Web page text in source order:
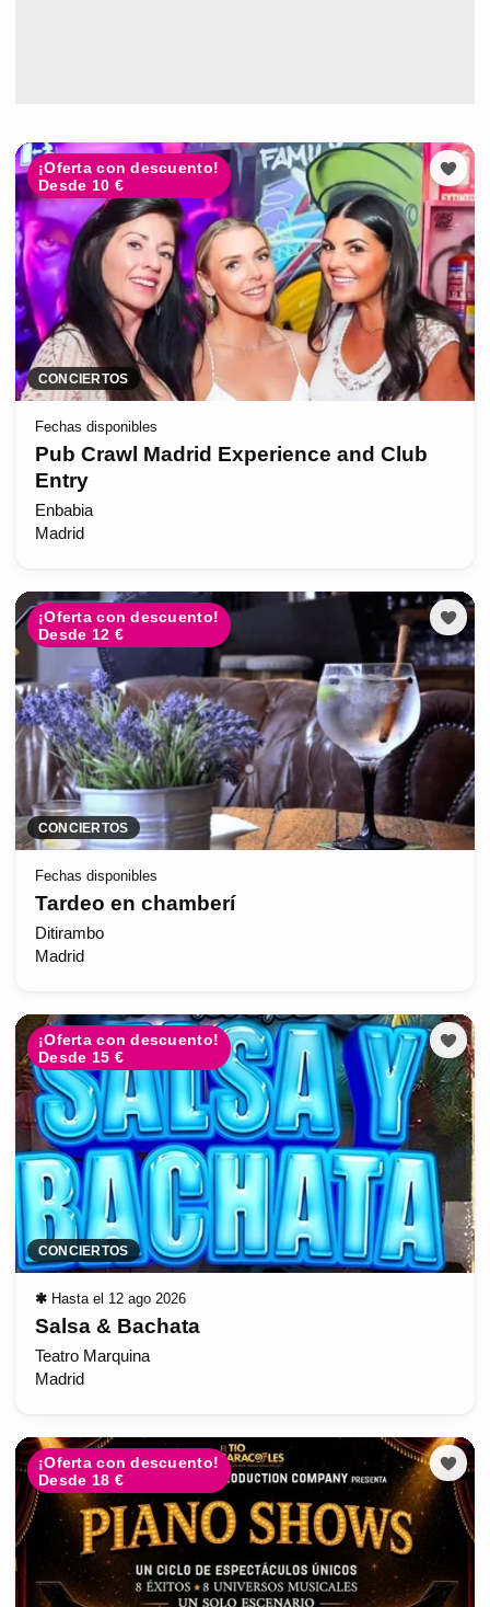
¡Oferta con descuento!
Desde 10 €
CONCIERTOS
Fechas disponibles
Pub Crawl Madrid Experience and Club
Entry
Enbabia
Madrid
¡Oferta con descuento!
Desde 12 €
CONCIERTOS
Fechas disponibles
Tardeo en chamberí
Ditirambo
Madrid
¡Oferta con descuento!
Desde 15 €
CONCIERTOS
✱ Hasta el 12 ago 2026
Salsa & Bachata
Teatro Marquina
Madrid
¡Oferta con descuento!
Desde 18 €